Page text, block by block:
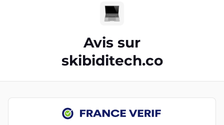
Avis sur
skibiditech.co